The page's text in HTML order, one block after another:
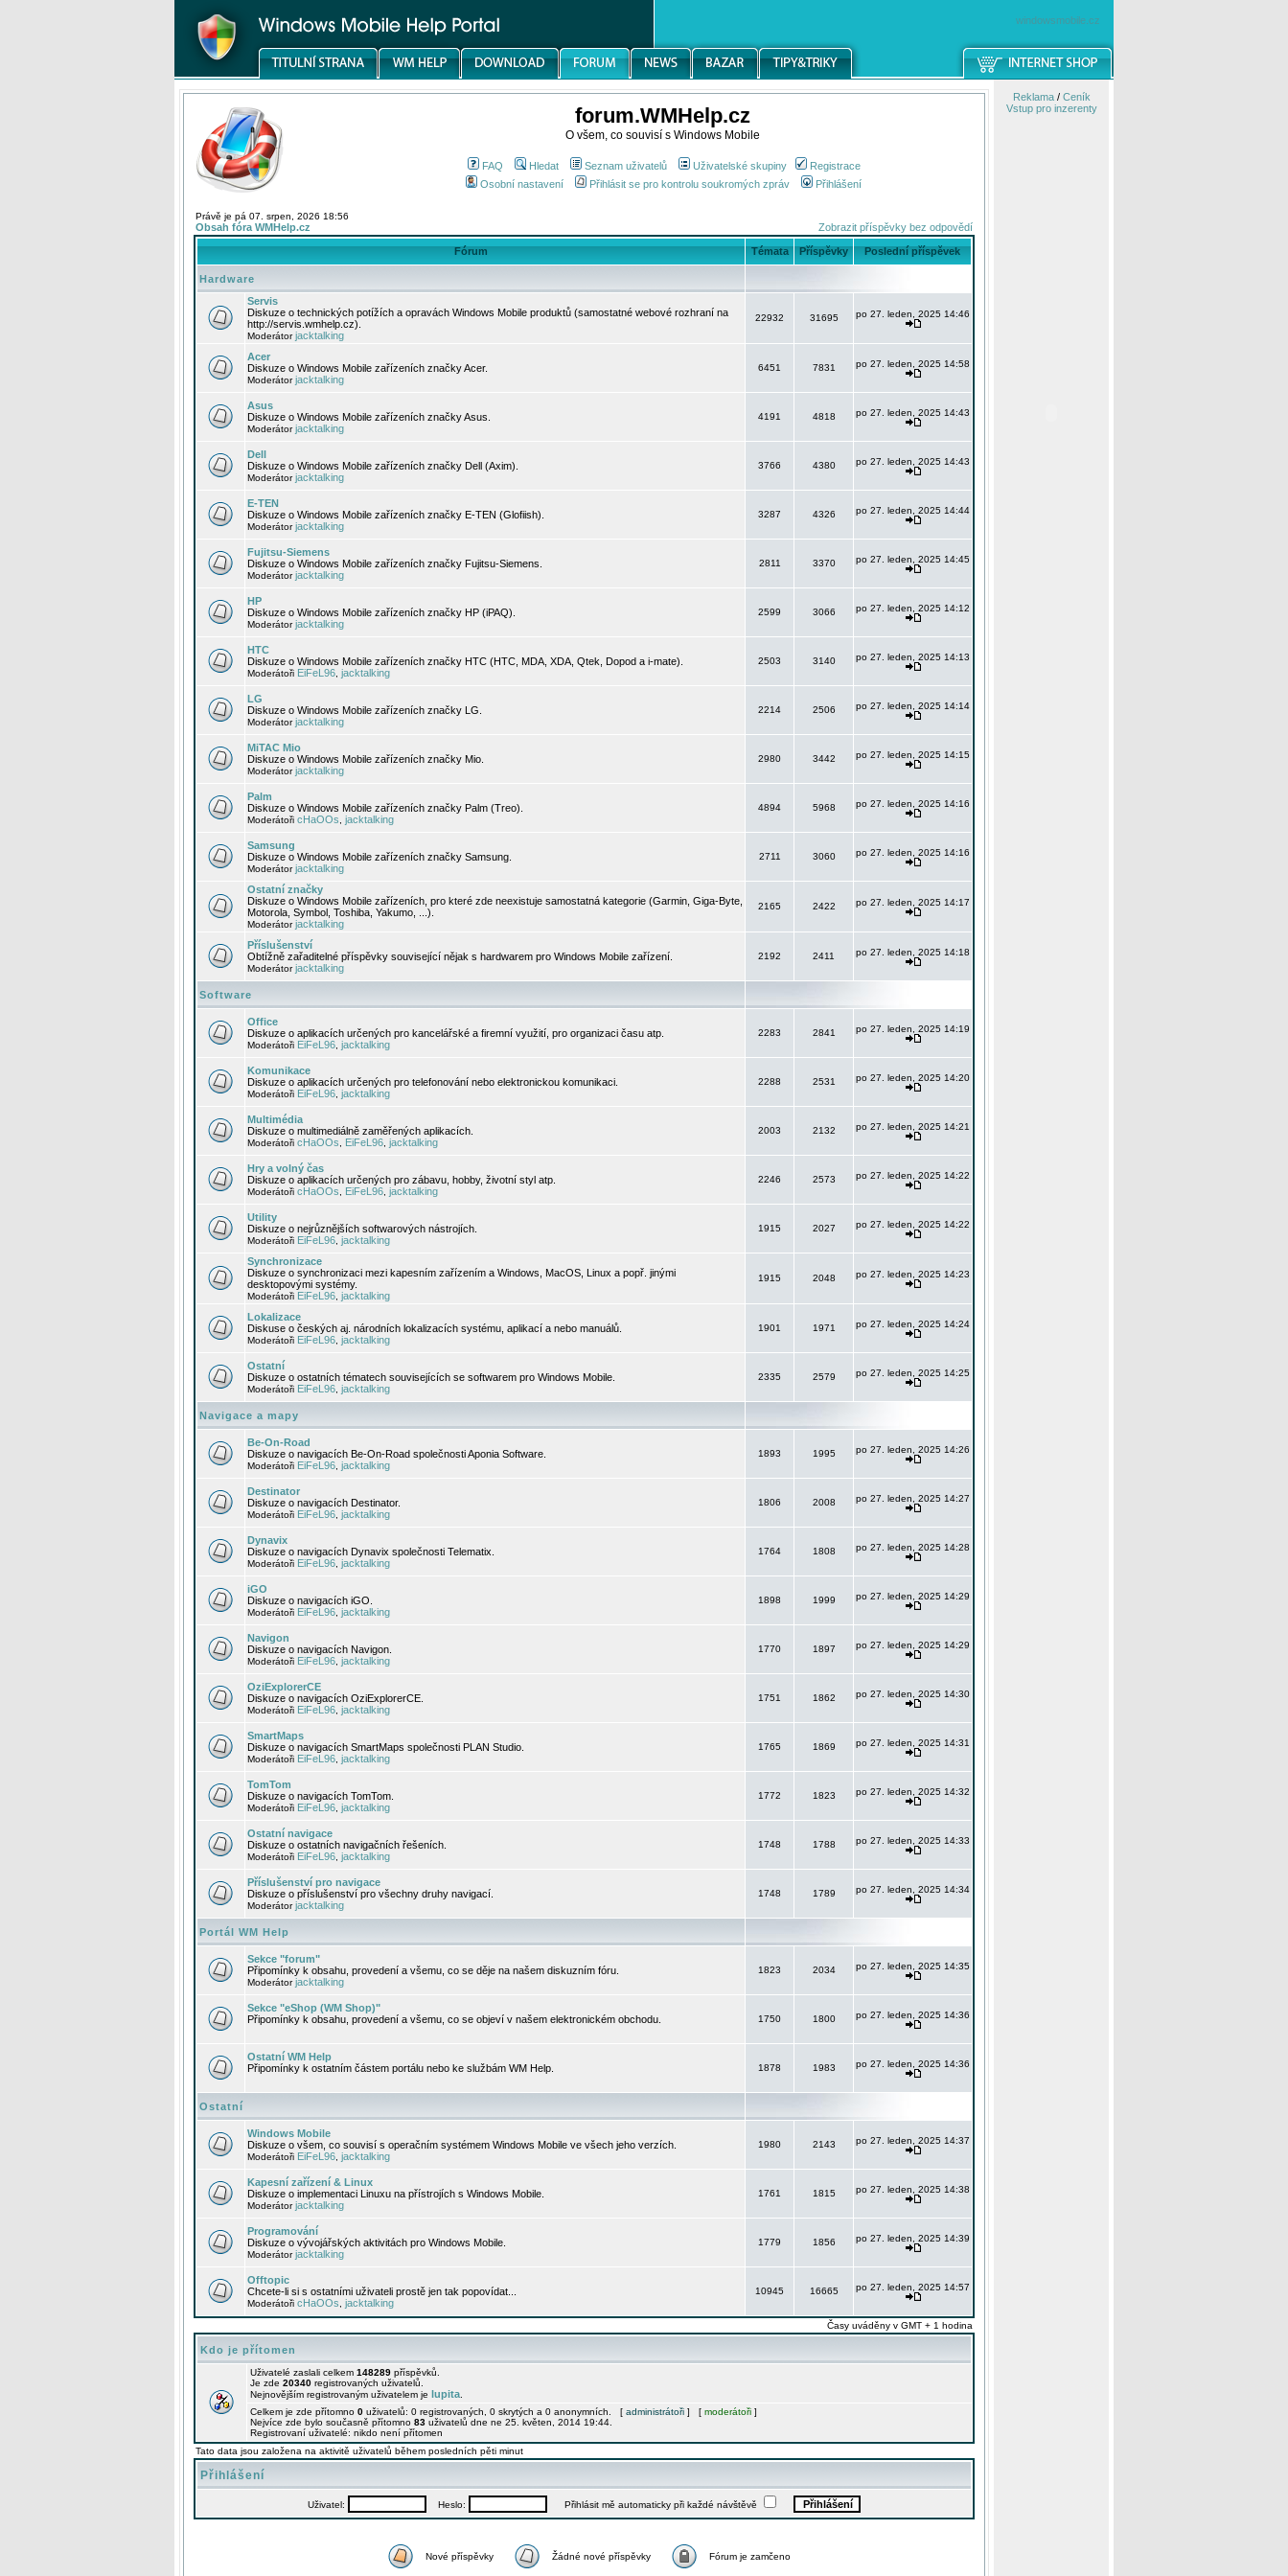
windowsmobile.cz
forum.WMHelp.cz
O všem, co souvisí s Windows Mobile
FAQ Hledat Seznam uživatelů Uživatelské skupiny
Registrace
Osobní nastavení
Přihlásit se pro kontrolu soukromých zpráv Přihlášení
Právě je pá 07. srpen, 2026 18:56
Obsah fóra WMHelp.cz Zobrazit příspěvky bez odpovědí
Fórum Témata Příspěvky Poslední příspěvek
Hardware
Servis
Diskuze o technických potížích a opravách Windows Mobile produktů (samostatné webové rozhraní na
http://servis.wmhelp.cz).
Moderátorjacktalking
22932 31695 po 27. leden, 2025 14:46
Acer
Diskuze o Windows Mobile zařízeních značky Acer.
Moderátorjacktalking
6451 7831 po 27. leden, 2025 14:58
Asus
Diskuze o Windows Mobile zařízeních značky Asus.
Moderátorjacktalking
4191 4818 po 27. leden, 2025 14:43
Dell
Diskuze o Windows Mobile zařízeních značky Dell (Axim).
Moderátorjacktalking
3766 4380 po 27. leden, 2025 14:43
E-TEN
Diskuze o Windows Mobile zařízeních značky E-TEN (Glofiish).
Moderátorjacktalking
3287 4326 po 27. leden, 2025 14:44
Fujitsu-Siemens
Diskuze o Windows Mobile zařízeních značky Fujitsu-Siemens.
Moderátorjacktalking
2811 3370 po 27. leden, 2025 14:45
HP
Diskuze o Windows Mobile zařízeních značky HP (iPAQ).
Moderátorjacktalking
2599 3066 po 27. leden, 2025 14:12
HTC
Diskuze o Windows Mobile zařízeních značky HTC (HTC, MDA, XDA, Qtek, Dopod a i-mate).
Moderátoři EiFeL96 jacktalking
2503 3140 po 27. leden, 2025 14:13
LG
Diskuze o Windows Mobile zařízeních značky LG.
Moderátorjacktalking
2214 2506 po 27. leden, 2025 14:14
MiTAC Mio
Diskuze o Windows Mobile zařízeních značky Mio.
Moderátorjacktalking
2980 3442 po 27. leden, 2025 14:15
Palm
Diskuze o Windows Mobile zařízeních značky Palm (Treo).
Moderátoři cHaOOs jacktalking
4894 5968 po 27. leden, 2025 14:16
Samsung
Diskuze o Windows Mobile zařízeních značky Samsung.
Moderátorjacktalking
2711 3060 po 27. leden, 2025 14:16
Ostatní značky
Diskuze o Windows Mobile zařízeních, pro které zde neexistuje samostatná kategorie (Garmin, Giga-Byte,
Motorola, Symbol, Toshiba, Yakumo, ...).
Moderátorjacktalking
2165 2422 po 27. leden, 2025 14:17
Příslušenství
Obtížně zařaditelné příspěvky související nějak s hardwarem pro Windows Mobile zařízení.
Moderátorjacktalking
2192 2411 po 27. leden, 2025 14:18
Software
Office
Diskuze o aplikacích určených pro kancelářské a firemní využití, pro organizaci času atp.
Moderátoři EiFeL96 jacktalking
2283 2841 po 27. leden, 2025 14:19
Komunikace
Diskuze o aplikacích určených pro telefonování nebo elektronickou komunikaci.
Moderátoři EiFeL96 jacktalking
2288 2531 po 27. leden, 2025 14:20
Multimédia
Diskuze o multimediálně zaměřených aplikacích.
Moderátoři cHaOOs EiFeL96 jacktalking
2003 2132 po 27. leden, 2025 14:21
Hry a volný čas
Diskuze o aplikacích určených pro zábavu, hobby, životní styl atp.
Moderátoři cHaOOs EiFeL96 jacktalking
2246 2573 po 27. leden, 2025 14:22
Utility
Diskuze o nejrůznějších softwarových nástrojích.
Moderátoři EiFeL96 jacktalking
1915 2027 po 27. leden, 2025 14:22
Synchronizace
Diskuze o synchronizaci mezi kapesním zařízením a Windows, MacOS, Linux a popř. jinými
desktopovými systémy.
Moderátoři EiFeL96 jacktalking
1915 2048 po 27. leden, 2025 14:23
Lokalizace
Diskuse o českých aj. národních lokalizacích systému, aplikací a nebo manuálů.
Moderátoři EiFeL96 jacktalking
1901 1971 po 27. leden, 2025 14:24
Ostatní
Diskuze o ostatních tématech souvisejících se softwarem pro Windows Mobile.
Moderátoři EiFeL96 jacktalking
2335 2579 po 27. leden, 2025 14:25
Navigace a mapy
Be-On-Road
Diskuze o navigacích Be-On-Road společnosti Aponia Software.
Moderátoři EiFeL96 jacktalking
1893 1995 po 27. leden, 2025 14:26
Destinator
Diskuze o navigacích Destinator.
Moderátoři EiFeL96 jacktalking
1806 2008 po 27. leden, 2025 14:27
Dynavix
Diskuze o navigacích Dynavix společnosti Telematix.
Moderátoři EiFeL96 jacktalking
1764 1808 po 27. leden, 2025 14:28
iGO
Diskuze o navigacích iGO.
Moderátoři EiFeL96 jacktalking
1898 1999 po 27. leden, 2025 14:29
Navigon
Diskuze o navigacích Navigon.
Moderátoři EiFeL96 jacktalking
1770 1897 po 27. leden, 2025 14:29
OziExplorerCE
Diskuze o navigacích OziExplorerCE.
Moderátoři EiFeL96 jacktalking
1751 1862 po 27. leden, 2025 14:30
SmartMaps
Diskuze o navigacích SmartMaps společnosti PLAN Studio.
Moderátoři EiFeL96 jacktalking
1765 1869 po 27. leden, 2025 14:31
TomTom
Diskuze o navigacích TomTom.
Moderátoři EiFeL96 jacktalking
1772 1823 po 27. leden, 2025 14:32
Ostatní navigace
Diskuze o ostatních navigačních řešeních.
Moderátoři EiFeL96 jacktalking
1748 1788 po 27. leden, 2025 14:33
Příslušenství pro navigace
Diskuze o příslušenství pro všechny druhy navigací.
Moderátorjacktalking
1748 1789 po 27. leden, 2025 14:34
Portál WM Help
Sekce "forum"
Připomínky k obsahu, provedení a všemu, co se děje na našem diskuzním fóru.
Moderátorjacktalking
1823 2034 po 27. leden, 2025 14:35
Sekce "eShop (WM Shop)"
Připomínky k obsahu, provedení a všemu, co se objeví v našem elektronickém obchodu.
1750 1800 po 27. leden, 2025 14:36
Ostatní WM Help
Připomínky k ostatním částem portálu nebo ke službám WM Help.
1878 1983 po 27. leden, 2025 14:36
Ostatní
Windows Mobile
Diskuze o všem, co souvisí s operačním systémem Windows Mobile ve všech jeho verzích.
Moderátoři EiFeL96 jacktalking
1980 2143 po 27. leden, 2025 14:37
Kapesní zařízení & Linux
Diskuze o implementaci Linuxu na přístrojích s Windows Mobile.
Moderátorjacktalking
1761 1815 po 27. leden, 2025 14:38
Programování
Diskuze o vývojářských aktivitách pro Windows Mobile.
Moderátorjacktalking
1779 1856 po 27. leden, 2025 14:39
Offtopic
Chcete-li si s ostatními uživateli prostě jen tak popovídat...
Moderátoři cHaOOs jacktalking
10945 16665 po 27. leden, 2025 14:57
Časy uváděny v GMT + 1 hodina
Kdo je přítomen
Uživatelé zaslali celkem 148289 příspěvků.
Je zde 20340 registrovaných uživatelů.
Nejnovějším registrovaným uživatelem je lupita
Celkem je zde přítomno 0 uživatelů: 0 registrovaných, 0 skrytých a 0 anonymních. [ administrátoři ] [ moderátoři ]
Nejvíce zde bylo současně přítomno 83 uživatelů dne ne 25. květen, 2014 19:44.
Registrovaní uživatelé: nikdo není přítomen
Tato data jsou založena na aktivitě uživatelů během posledních pěti minut
Přihlášení
Uživatel: Heslo: Přihlásit mě automaticky při každé návštěvě
Nové příspěvky Žádné nové příspěvky Fórum je zamčeno
Reklama/ Ceník
Vstup pro inzerenty